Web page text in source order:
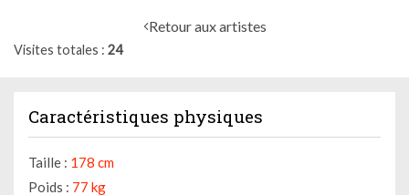
Retour aux artistes
Visites totales 24
Caractéristiques physiques
Taille : 178 cm
Poids : 77 kg